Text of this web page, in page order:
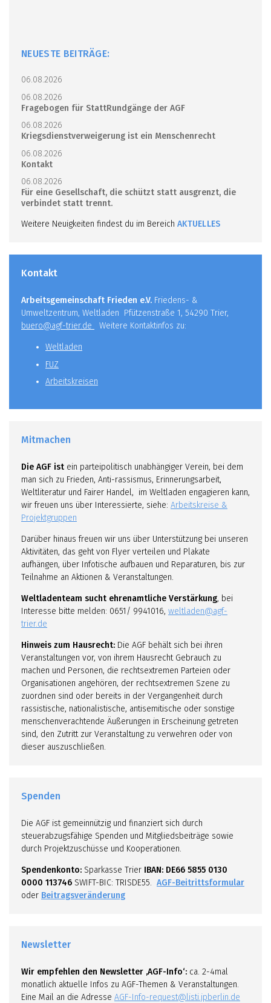
NEUESTE BEITRÄGE:
06.08.2026
06.08.2026
Fragebogen für StattRundgänge der AGF
06.08.2026
Kriegsdienstverweigerung ist ein Menschenrecht
06.08.2026
Kontakt
06.08.2026
Für eine Gesellschaft, die schützt statt ausgrenzt, die
verbindet statt trennt.
Weitere Neuigkeiten findest du im Bereich AKTUELLES
Kontakt
Arbeitsgemeinschaft Frieden e.V. Friedens- &
Umweltzentrum, Weltladen Pfützenstraße 1, 54290 Trier,
buero@agf-trier.de
Weitere Kontaktinfos zu:
Weltladen
FUZ
Arbeitskreisen
Mitmachen
Die AGF ist ein parteipolitisch unabhängiger Verein, bei dem
man sich zu Frieden, Anti-rassismus, Erinnerungsarbeit,
Weltliteratur und Fairer Handel, im Weltladen engagieren kann,
wir freuen uns über Interessierte, siehe: Arbeitskreise &
Projektgruppen
Darüber hinaus freuen wir uns über Unterstützung bei unseren
Aktivitäten, das geht von Flyer verteilen und Plakate
aufhängen, über Infotische aufbauen und Reparaturen, bis zur
Teilnahme an Aktionen & Veranstaltungen.
Weltladenteam sucht ehrenamtliche Verstärkung, bei
Interesse bitte melden: 0651/ 9941016, weltladen@agf-
trier.de
Hinweis zum Hausrecht: Die AGF behält sich bei ihren
Veranstaltungen vor, von ihrem Hausrecht Gebrauch zu
machen und Personen, die rechtsextremen Parteien oder
Organisationen angehören, der rechtsextremen Szene zu
zuordnen sind oder bereits in der Vergangenheit durch
rassistische, nationalistische, antisemitische oder sonstige
menschenverachtende Äußerungen in Erscheinung getreten
sind, den Zutritt zur Veranstaltung zu verwehren oder von
dieser auszuschließen.
Spenden
Die AGF ist gemeinnützig und finanziert sich durch
steuerabzugsfähige Spenden und Mitgliedsbeiträge sowie
durch Projektzuschüsse und Kooperationen.
Spendenkonto: Sparkasse Trier IBAN: DE66 5855 0130
0000 113746 SWIFT-BIC: TRISDE55. AGF-Beitrittsformular
oder Beitragsveränderung
Newsletter
Wir empfehlen den Newsletter ‚AGF-Info‘: ca. 2-4mal
monatlich aktuelle Infos zu AGF-Themen & Veranstaltungen.
Eine Mail an die Adresse AGF-Info-request@listi.jpberlin.de